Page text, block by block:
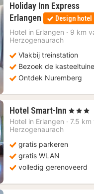
Holiday Inn Express
Erlangen 1
nacht
vanaf
115
Design hotel
Hotel in Erlangen · 9 km
Herzogenaurach
Vlakbij treinstation
Bezoek de
Ontdek Nuremberg
Hotel Smart-Inn 1
nacht
, 3 Sterren
Hotel in Erlangen · 7.5 km
Herzogenaurach
gratis parkeren
gratis WLAN
volledig gerenoveerd